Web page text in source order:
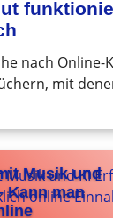
nach Online-
mit
Musik und
Kann man